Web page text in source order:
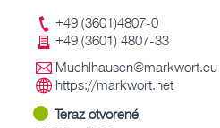
+49 (3601)4807-0
+49 (3601) 4807-33
Muehlhausen@markwort.eu
https://markwort.net
Teraz otvorené